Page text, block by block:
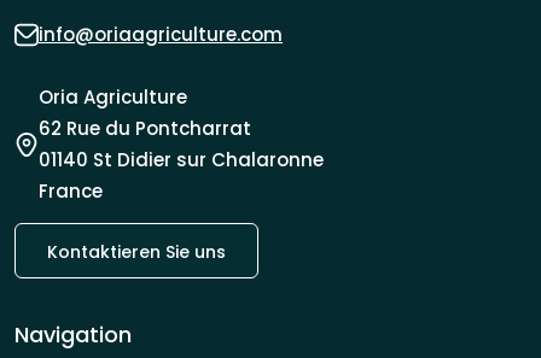
info@oriaagriculture.com
Oria Agriculture
62 Rue du Pontcharrat
01140 St Didier sur Chalaronne
France
Kontaktieren Sie uns
Navigation